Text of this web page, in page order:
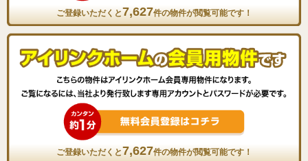
ご登録いただくと7,627件の物件が閲覧可能です！
ご登録いただくと7,627件の物件が閲覧可能です！